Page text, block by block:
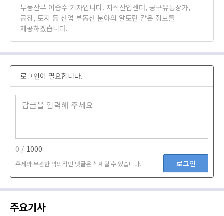
부동산부 이종수 기자입니다. 지식산업센터, 공구유통상가,
공장, 토지 등 산업 부동산 분야의 알토란 같은 정보를
제공하겠습니다.
로그인이 필요합니다.
0 / 1000
주제와 무관한 악의적인 댓글은 삭제될 수 있습니다. 로그인
주요기사